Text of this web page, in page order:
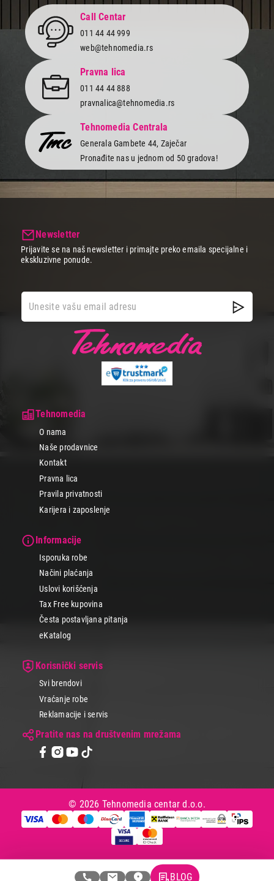
OPREMA ZA MOBILNE TELEFONE
MCDODO LED Selfie Stick & Tripod Black
Proizvod je dodat u korpu.
Ukupno u korpi:0,00
Nastavi kupovinu
Završi kupovinu
Call Centar
011 44 44 999
web@tehnomedia.rs
Pravna lica
011 44 44 888
pravnalica@tehnomedia.rs
Tehnomedia Centrala
Generala Gambete 44, Zaječar
Pronađite nas u jednom od 50 gradova!
Tehnomedia
O nama
Naše prodavnice
Kontakt
Pravna lica
Pravila privatnosti
Karijera i zaposlenje
Informacije
Isporuka robe
Načini plaćanja
Uslovi korišćenja
Tax Free kupovina
Česta postavljana pitanja
eKatalog
Korisnički servis
Svi brendovi
Vraćanje robe
Reklamacije i servis
Pratite nas na društvenim mrežama
Newsletter
Prijavite se na naš newsletter i primajte preko emaila specijalne i
ekskluzivne ponude.
© 2026 Tehnomedia centar d.o.o.
BLOG